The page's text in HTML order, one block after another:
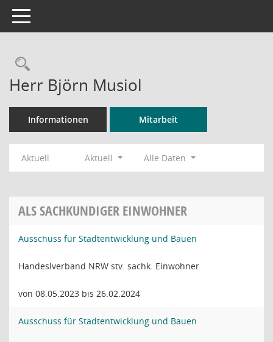
Toggle navigation
Rechercheauswahl
Herr Björn Musiol
Informationen Mitarbeit
Aktuell Aktuell Alle Daten
ALS SACHKUNDIGER EINWOHNER
Ausschuss für Stadtentwicklung und Bauen
Handeslverband NRW stv. sachk. Einwohner
von 08.05.2023 bis 26.02.2024
Ausschuss für Stadtentwicklung und Bauen